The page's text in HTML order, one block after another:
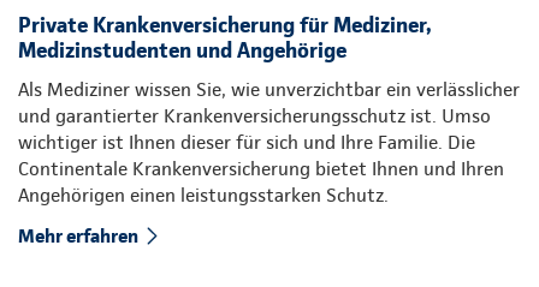
Private Krankenversicherung für Mediziner,
Medizinstudenten und Angehörige
Als Mediziner wissen Sie, wie unverzichtbar ein verlässlicher
und garantierter Krankenversicherungsschutz ist. Umso
wichtiger ist Ihnen dieser für sich und Ihre Familie. Die
Continentale Krankenversicherung bietet Ihnen und Ihren
Angehörigen einen leistungsstarken Schutz.
Mehr erfahren